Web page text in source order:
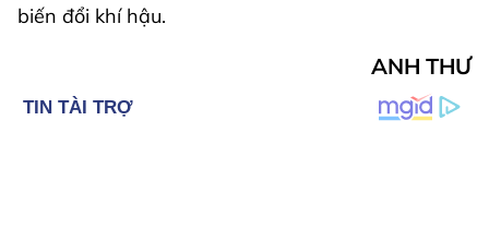
biến đổi khí hậu.
ANH THƯ